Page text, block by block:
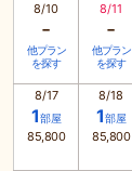
8/10
-
他プラン
を探す
8/11
-
他プラン
を探す
8/17
1部屋
85,800
8/18
1部屋
85,800